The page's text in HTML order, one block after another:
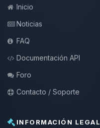
Inicio
Noticias
FAQ
Documentación API
Foro
Contacto / Soporte
INFORMACIÓN LEGAL